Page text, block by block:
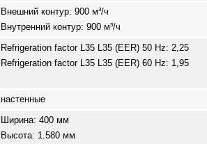
Внешний контур: 900 м³/ч
Внутренний контур: 900 м³/ч
Refrigeration factor L35 L35 (EER) 50 Hz: 2,25
Refrigeration factor L35 L35 (EER) 60 Hz: 1,95
настенные
Ширина: 400 мм
Высота: 1.580 мм